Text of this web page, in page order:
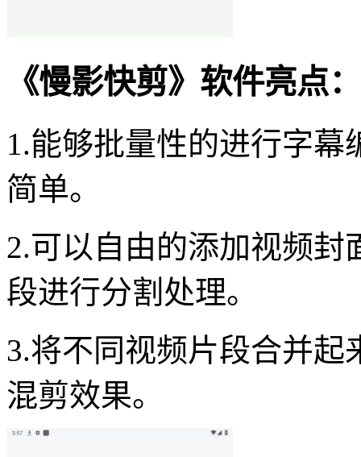
《慢影快剪》软件亮点：
1.能够批量性的进行字
简单。
2.可以自由的添加视频
段进行分割处理。
3.将不同视频片段合并
混剪效果。